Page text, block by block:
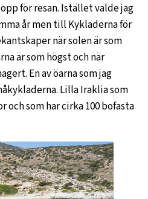
för resan. Istället valde jag
år men till Kykladerna för
när solen är som
är som högst och när
En av öarna som jag
Lilla Iraklia som
som har cirka 100 bofasta